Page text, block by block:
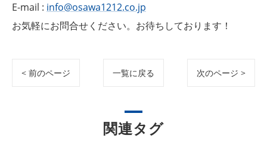
E-mail : info@osawa1212.co.jp
お気軽にお問合せください。お待ちしております！
< 前のページ 一覧に戻る 次のページ >
関連タグ